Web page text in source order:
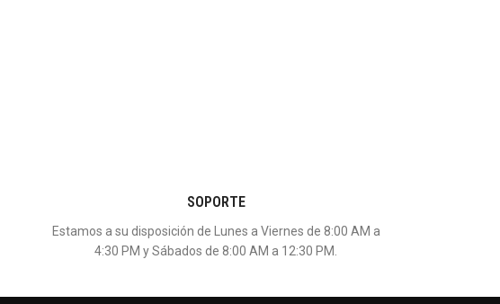
SOPORTE
Estamos a su disposición de Lunes a Viernes de 8:00 AM a
4:30 PM y Sábados de 8:00 AM a 12:30 PM.